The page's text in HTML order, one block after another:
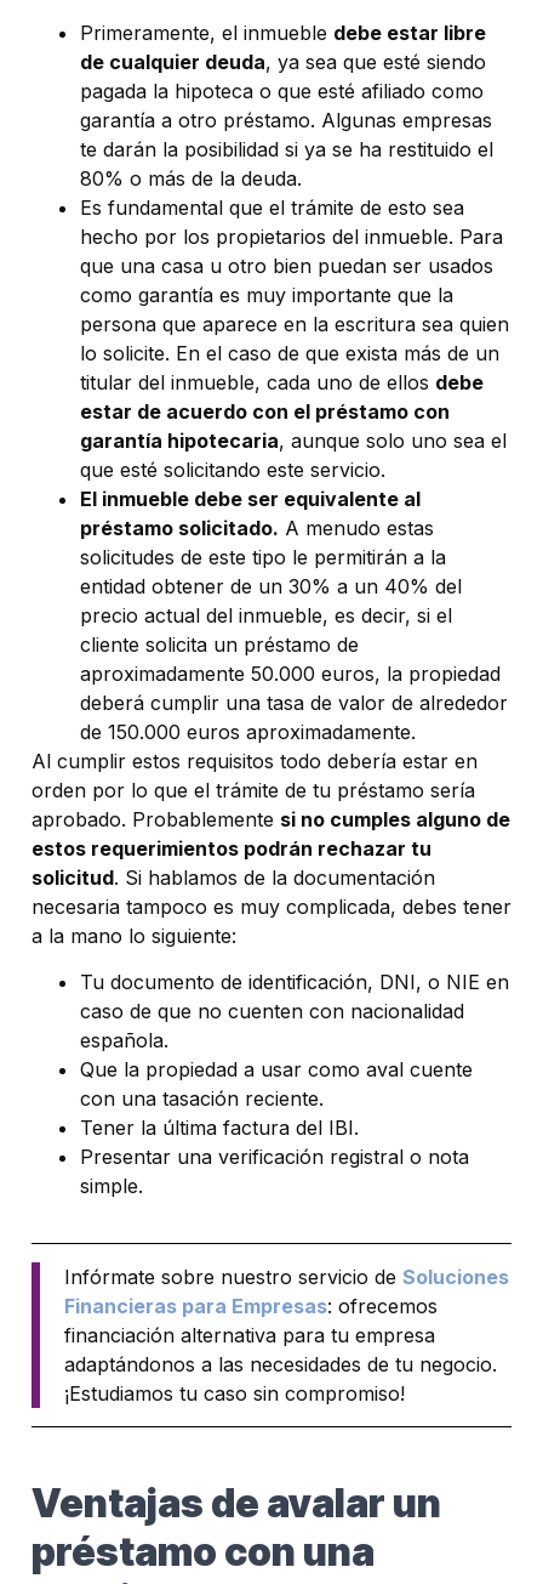
Primeramente, el inmueble debe estar libre
de cualquier deuda, ya sea que esté siendo
pagada la hipoteca o que esté afiliado como
garantía a otro préstamo. Algunas empresas
te darán la posibilidad si ya se ha restituido el
80% o más de la deuda.
Es fundamental que el trámite de esto sea
hecho por los propietarios del inmueble. Para
que una casa u otro bien puedan ser usados
como garantía es muy importante que la
persona que aparece en la escritura sea quien
lo solicite. En el caso de que exista más de un
titular del inmueble, cada uno de ellos debe
estar de acuerdo con el préstamo con
garantía hipotecaria, aunque solo uno sea el
que esté solicitando este servicio.
El inmueble debe ser equivalente al
préstamo solicitado. A menudo estas
solicitudes de este tipo le permitirán a la
entidad obtener de un 30% a un 40% del
precio actual del inmueble, es decir, si el
cliente solicita un préstamo de
aproximadamente 50.000 euros, la propiedad
deberá cumplir una tasa de valor de alrededor
de 150.000 euros aproximadamente.
Al cumplir estos requisitos todo debería estar en
orden por lo que el trámite de tu préstamo sería
aprobado. Probablemente si no cumples alguno de
estos requerimientos podrán rechazar tu
solicitud. Si hablamos de la documentación
necesaria tampoco es muy complicada, debes tener
a la mano lo siguiente:
Tu documento de identificación, DNI, o NIE en
caso de que no cuenten con nacionalidad
española.
Que la propiedad a usar como aval cuente
con una tasación reciente.
Tener la última factura del IBI.
Presentar una verificación registral o nota
simple.
Infórmate sobre nuestro servicio de Soluciones
Financieras para Empresas: ofrecemos
financiación alternativa para tu empresa
adaptándonos a las necesidades de tu negocio.
¡Estudiamos tu caso sin compromiso!
Ventajas de avalar un
préstamo con una